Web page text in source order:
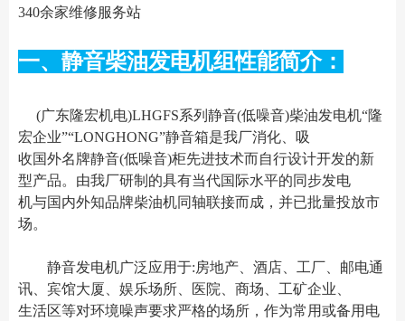
340余家维修服务站
一、静音柴油发电机组性能简介：
(广东隆宏机电)LHGFS系列静音(低噪音)柴油发电机“隆
宏企业”“LONGHONG”静音箱是我厂消化、吸
收国外名牌静音(低噪音)柜先进技术而自行设计开发的新
型产品。由我厂研制的具有当代国际水平的同步发电
机与国内外知品牌柴油机同轴联接而成，并已批量投放市
场。
静音发电机广泛应用于:房地产、酒店、工厂、邮电通
讯、宾馆大厦、娱乐场所、医院、商场、工矿企业、
生活区等对环境噪声要求严格的场所，作为常用或备用电